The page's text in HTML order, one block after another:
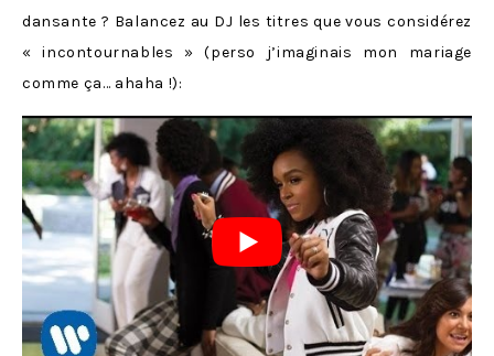
dansante ? Balancez au DJ les titres que vous considérez
« incontournables » (perso j’imaginais mon mariage
comme ça… ahaha !):